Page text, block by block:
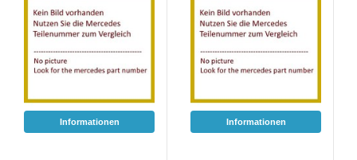
Informationen Informationen